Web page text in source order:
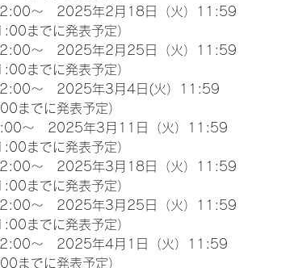
～　2025年2月18日（火）11:59
までに発表予定）
～　2025年2月25日（火）11:59
までに発表予定）
～　2025年3月4日(火）11:59
までに発表予定）
～　2025年3月11日（火）11:59
までに発表予定）
～　2025年3月18日（火）11:59
までに発表予定）
～　2025年3月25日（火）11:59
までに発表予定）
～　2025年4月1日（火）11:59
までに発表予定）